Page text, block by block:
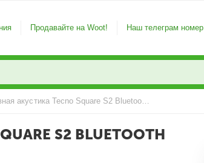
Продавайте на Woot! Наш телеграм номер
Портативная акустика Tecno Square S2 Bluetooth speaker White
S2 BLUETOOTH